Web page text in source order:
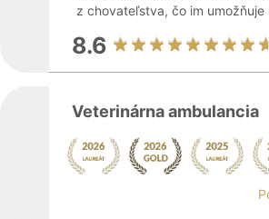
z chovateľstva, čo im umožňuje
8.6
Veterinárna ambulancia